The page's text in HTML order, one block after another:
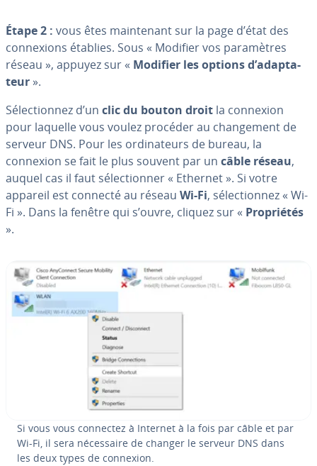
Étape 2 : vous êtes main­te­nant sur la page d’état des
con­nexions établies. Sous « Modifier vos pa­ra­mètres
réseau », appuyez sur « Modifier les options d’adap­ta­
teur ».
Sé­lec­tion­nez d’un clic du bouton droit la connexion
pour laquelle vous voulez procéder au chan­ge­ment de
serveur DNS. Pour les or­di­na­teurs de bureau, la
connexion se fait le plus souvent par un câble réseau,
auquel cas il faut sé­lec­tion­ner « Ethernet ». Si votre
appareil est connecté au réseau Wi-Fi, sé­lec­tion­nez « Wi-
Fi ». Dans la fenêtre qui s’ouvre, cliquez sur « Pro­prié­tés
».
Si vous vous connectez à Internet à la fois par câble et par
Wi-Fi, il sera né­ces­saire de changer le serveur DNS dans
les deux types de connexion.